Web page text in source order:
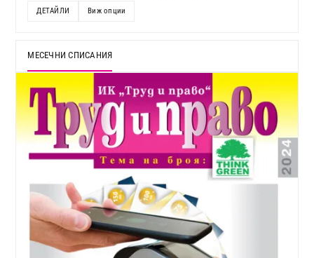
ДЕТАЙЛИ Виж опции
МЕСЕЧНИ СПИСАНИЯ